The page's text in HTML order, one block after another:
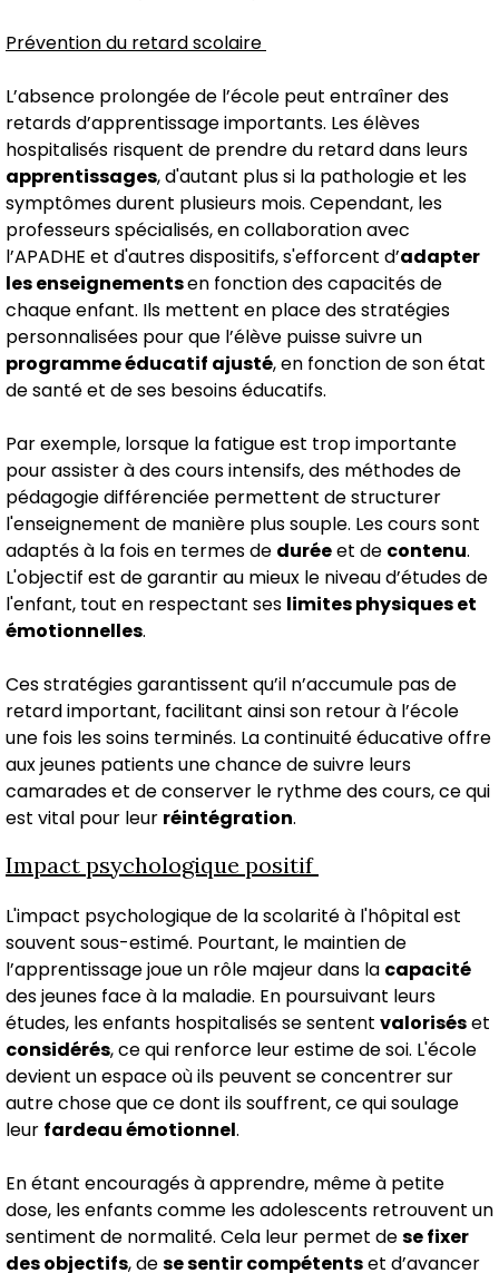
Prévention du retard scolaire
L’absence prolongée de l’école peut entraîner des
retards d’apprentissage importants. Les élèves
hospitalisés risquent de prendre du retard dans leurs
apprentissages, d'autant plus si la pathologie et les
symptômes durent plusieurs mois. Cependant, les
professeurs spécialisés, en collaboration avec
l’APADHE et d'autres dispositifs, s'efforcent d’adapter
les enseignementsen fonction des capacités de
chaque enfant. Ils mettent en place des stratégies
personnalisées pour que l’élève puisse suivre un
programme éducatif ajusté, en fonction de son état
de santé et de ses besoins éducatifs.
Par exemple, lorsque la fatigue est trop importante
pour assister à des cours intensifs, des méthodes de
pédagogie différenciée permettent de structurer
l'enseignement de manière plus souple. Les cours sont
adaptés à la fois en termes de duréeet de contenu.
L'objectif est de garantir au mieux le niveau d’études de
l'enfant, tout en respectant ses limites physiques et
émotionnelles.
Ces stratégies garantissent qu’il n’accumule pas de
retard important, facilitant ainsi son retour à l’école
une fois les soins terminés. La continuité éducative offre
aux jeunes patients une chance de suivre leurs
camarades et de conserver le rythme des cours, ce qui
est vital pour leur réintégration.
Impact psychologique positif
L'impact psychologique de la scolarité à l'hôpital est
souvent sous-estimé. Pourtant, le maintien de
l’apprentissage joue un rôle majeur dans la capacité
des jeunes face à la maladie. En poursuivant leurs
études, les enfants hospitalisés se sentent valoriséset
considérés, ce qui renforce leur estime de soi. L'école
devient un espace où ils peuvent se concentrer sur
autre chose que ce dont ils souffrent, ce qui soulage
leur fardeau émotionnel.
En étant encouragés à apprendre, même à petite
dose, les enfants comme les adolescents retrouvent un
sentiment de normalité. Cela leur permet dese fixer
des objectifs, dese sentir compétentset d’avancer